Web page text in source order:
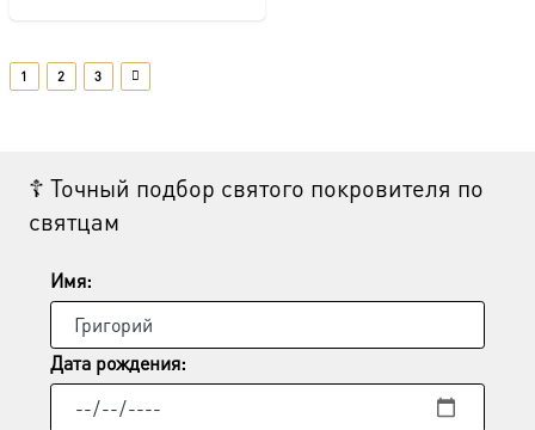
1 2 3
☦ Точный подбор святого покровителя по
святцам
Имя:
Дата рождения: